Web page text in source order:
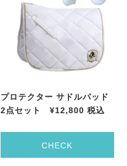
プロテクター サドルパッド
2点セット¥12,800税込
CHECK